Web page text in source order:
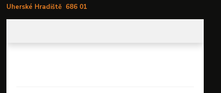
Uherské Hradiště 686 01